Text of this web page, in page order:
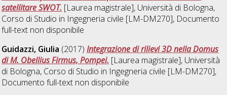
satellitare SWOT. [Laurea magistrale], Università di Bologna,
Corso di Studio in Ingegneria civile [LM-DM270], Documento
full-text non disponibile
Guidazzi, Giulia (2017)Integrazione di rilievi 3D nella Domus
di M. Obellius Firmus, Pompei. [Laurea magistrale], Università
di Bologna, Corso di Studio in Ingegneria civile [LM-DM270],
Documento full-text non disponibile